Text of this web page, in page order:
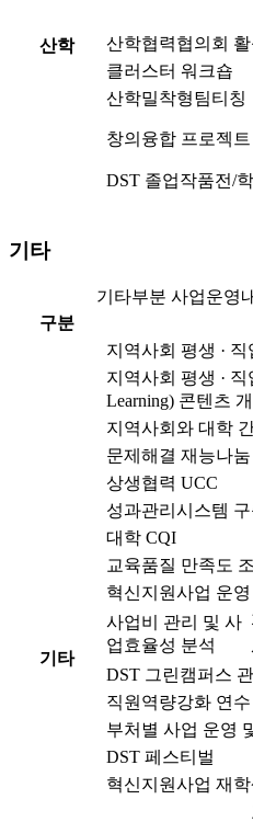
산학
산학협력협의회
클러스터 워크숍
산학밀착형팀티칭
창의융합 프로젝트
DST 졸업작품전/
기타
기타부분 사업운영
구분
기타
지역사회 평생 ·
지역사회 평생 · 직
Learning) 콘텐츠
지역사회와 대학
문제해결 재능나눔
상생협력 UCC
성과관리시스템
대학 CQI
교육품질 만족도
혁신지원사업 운
사업비 관리 및 사
업효율성 분석
DST 그린캠퍼스 관
직원역량강화 연수
부처별 사업 운영
DST 페스티벌
혁신지원사업 재